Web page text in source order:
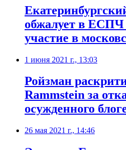
обжалует в
участие в
1 июня 2021 г., 13:03
Ройзман
Rammstein за
осужденного
26 мая 2021 г., 14:46